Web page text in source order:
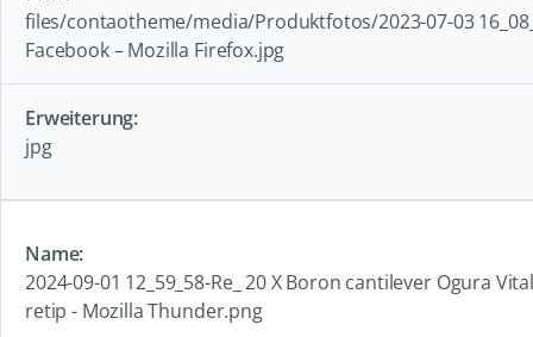
files/contaotheme/media/Produktfotos/2023-07-03
Facebook – Mozilla Firefox.jpg
jpg
2024-09-01 12_59_58-Re_ 20 X Boron cantilever Ogura
retip - Mozilla Thunder.png